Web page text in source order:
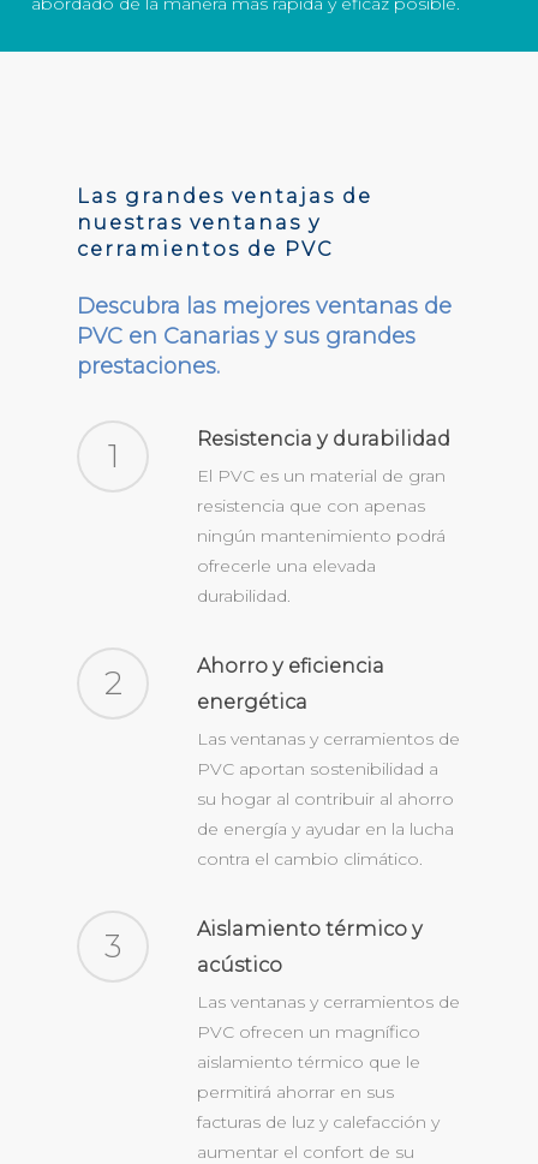
Las grandes ventajas de
nuestras ventanas y
cerramientos de PVC
Descubra las mejores ventanas de
PVC en Canarias y sus grandes
prestaciones.
1 Resistencia y durabilidad
El PVC es un material de gran
resistencia que con apenas
ningún mantenimiento podrá
ofrecerle una elevada
durabilidad.
2
Ahorro y eficiencia
energética
Las ventanas y cerramientos de
PVC aportan sostenibilidad a
su hogar al contribuir al ahorro
de energía y ayudar en la lucha
contra el cambio climático.
3
Aislamiento térmico y
acústico
Las ventanas y cerramientos de
PVC ofrecen un magnífico
aislamiento térmico que le
permitirá ahorrar en sus
facturas de luz y calefacción y
aumentar el confort de su